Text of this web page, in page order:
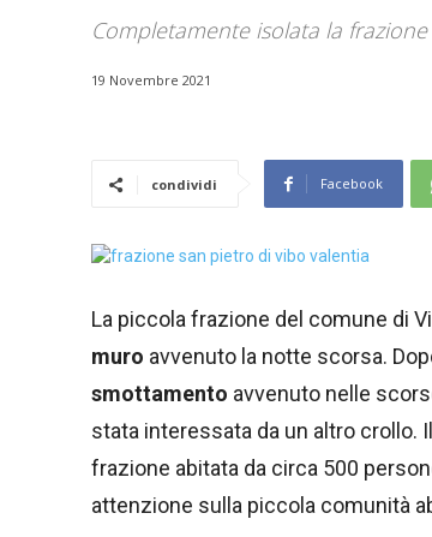
Completamente isolata la
19 Novembre 2021
condividi Facebook
La piccola frazione del comune di
muro avvenuto la notte scorsa.
smottamento avvenuto nelle
stata interessata da un altro crollo.
frazione abitata da circa 500
attenzione sulla piccola comunità